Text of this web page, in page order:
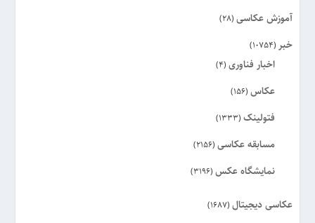
آموزش عکاسی (28)
خبر (10754)
اخبار فناوری (4)
عکاس (156)
فتولینک (1333)
مسابقه عکاسی (2156)
نمایشگاه عکس (3196)
عکاسی دیجیتال (1687)